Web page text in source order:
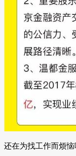
还在为找工作而烦